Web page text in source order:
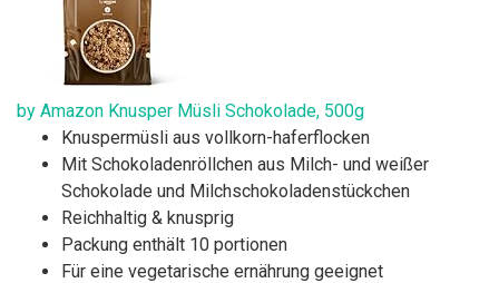
by Amazon Knusper Müsli Schokolade, 500g
Knuspermüsli aus vollkorn-haferflocken
Mit Schokoladenröllchen aus Milch- und weißer
Schokolade und Milchschokoladenstückchen
Reichhaltig & knusprig
Packung enthält 10 portionen
Für eine vegetarische ernährung geeignet